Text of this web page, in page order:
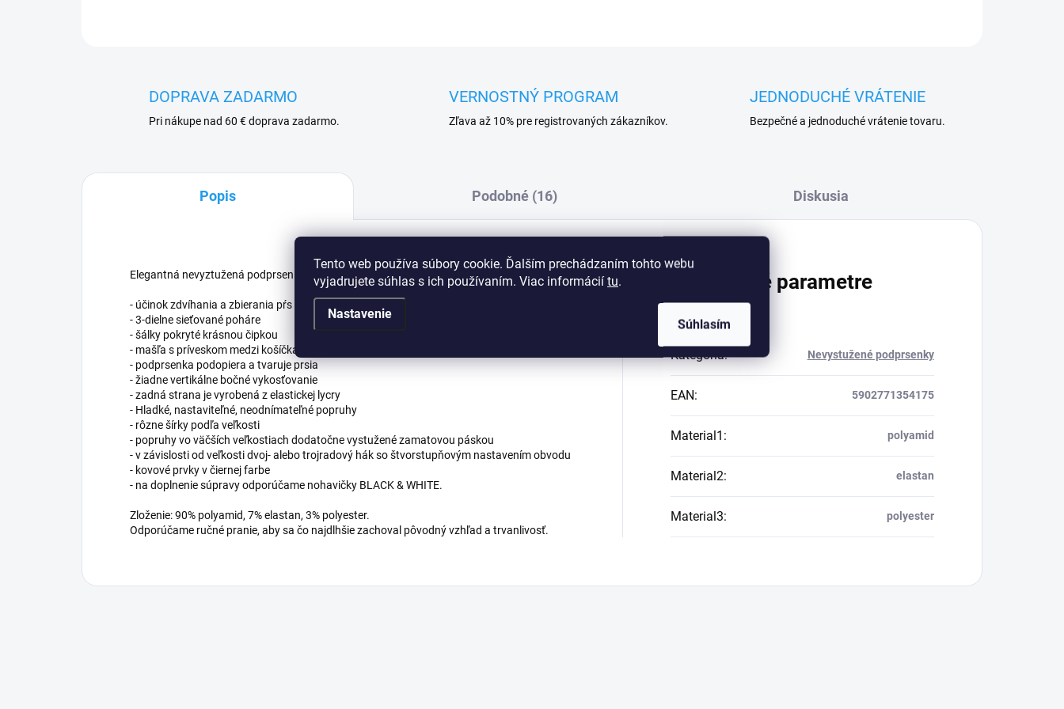
Tento web používa súbory cookie. Ďalším prechádzaním tohto webu
vyjadrujete súhlas s ich používaním. Viac informácií tu.
Nastavenie
Súhlasím
DOPRAVA ZADARMO
Pri nákupe nad 60 € doprava zadarmo.
VERNOSTNÝ PROGRAM
Zľava až 10% pre registrovaných zákazníkov.
JEDNODUCHÉ VRÁTENIE
Bezpečné a jednoduché vrátenie tovaru.
Popis Podobné (16) Diskusia
Elegantná nevyztužená podprsenka ideálna pre ženy so stredne veľkými a veľkými prsiami.
- účinok zdvíhania a zbierania pŕs dovnútra
- 3-dielne sieťované poháre
- šálky pokryté krásnou čipkou
- mašľa s príveskom medzi košíčkami
- podprsenka podopiera a tvaruje prsia
- žiadne vertikálne bočné vykosťovanie
- zadná strana je vyrobená z elastickej lycry
- Hladké, nastaviteľné, neodnímateľné popruhy
- rôzne šírky podľa veľkosti
- popruhy vo väčších veľkostiach dodatočne vystužené zamatovou páskou
- v závislosti od veľkosti dvoj- alebo trojradový hák so štvorstupňovým nastavením obvodu
- kovové prvky v čiernej farbe
- na doplnenie súpravy odporúčame nohavičky BLACK & WHITE.
Zloženie: 90% polyamid, 7% elastan, 3% polyester.
Odporúčame ručné pranie, aby sa čo najdlhšie zachoval pôvodný vzhľad a trvanlivosť.
Dodatočné parametre
Kategória: Nevystužené podprsenky
EAN: 5902771354175
Material1 : polyamid
Material2: elastan
Material3: polyester